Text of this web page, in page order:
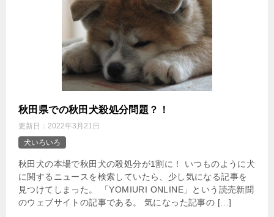
秋田県での秋田犬殺処分問題？！
更新日： 2022年3月21日
犬いろいろ
秋田犬の本場で秋田犬の殺処分が1割に！ いつものように犬
に関するニュースを検索していたら、少し気になる記事を
見つけてしまった。 「YOMIURI ONLINE」という読売新聞
のウェブサイトの記事である。 気になった記事の […]